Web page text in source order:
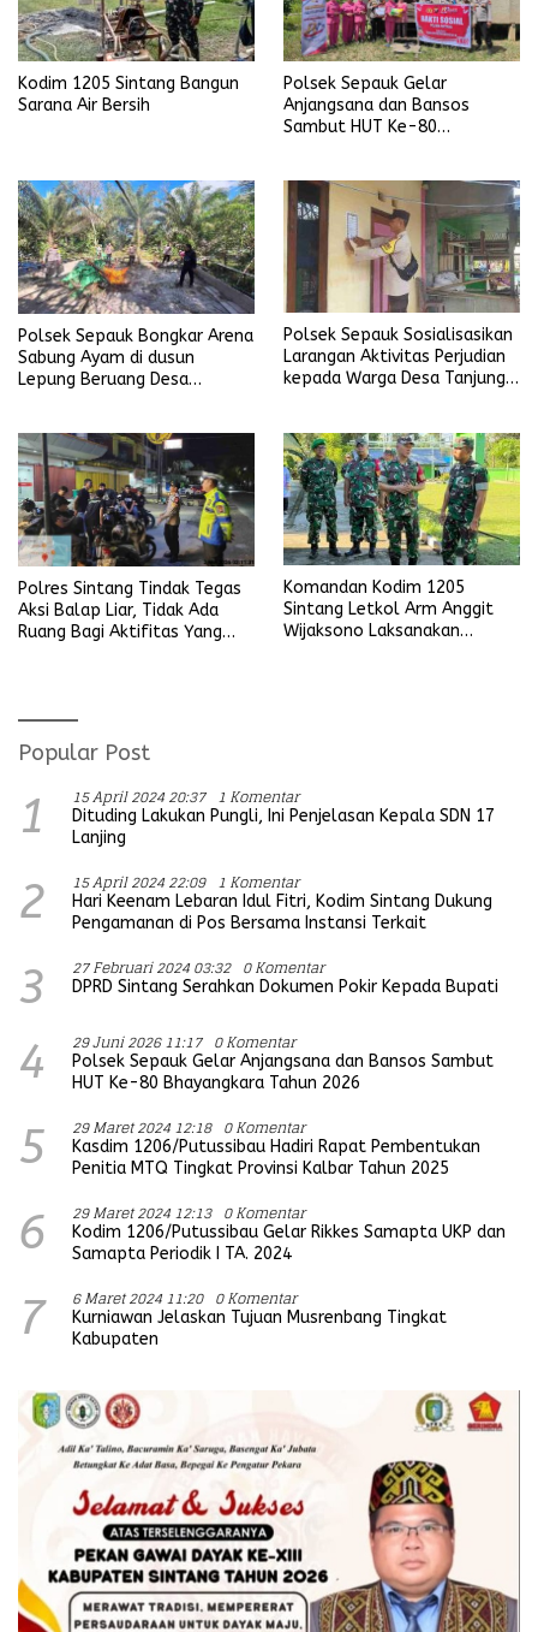
Kodim 1205 Sintang Bangun
Sarana Air Bersih
Polsek Sepauk Gelar
Anjangsana dan Bansos
Sambut HUT Ke-80
Polsek Sepauk Bongkar Arena
Sabung Ayam di dusun
Lepung Beruang Desa
Polsek Sepauk Sosialisasikan
Larangan Aktivitas Perjudian
kepada Warga Desa Tanjung
Polres Sintang Tindak Tegas
Aksi Balap Liar, Tidak Ada
Ruang Bagi Aktifitas Yang
Komandan Kodim 1205
Sintang Letkol Arm Anggit
Wijaksono Laksanakan
Popular Post
1 15 April 2024 20:37 1 Komentar
Dituding Lakukan Pungli, Ini Penjelasan Kepala SDN 17
Lanjing
2 15 April 2024 22:09 1 Komentar
Hari Keenam Lebaran Idul Fitri, Kodim Sintang Dukung
Pengamanan di Pos Bersama Instansi Terkait
3 27 Februari 2024 03:32 0 Komentar
DPRD Sintang Serahkan Dokumen Pokir Kepada Bupati
4 29 Juni 2026 11:17 0 Komentar
Polsek Sepauk Gelar Anjangsana dan Bansos Sambut
HUT Ke-80 Bhayangkara Tahun 2026
5 29 Maret 2024 12:18 0 Komentar
Kasdim 1206/Putussibau Hadiri Rapat Pembentukan
Penitia MTQ Tingkat Provinsi Kalbar Tahun 2025
6 29 Maret 2024 12:13 0 Komentar
Kodim 1206/Putussibau Gelar Rikkes Samapta UKP dan
Samapta Periodik I TA. 2024
7 6 Maret 2024 11:20 0 Komentar
Kurniawan Jelaskan Tujuan Musrenbang Tingkat
Kabupaten